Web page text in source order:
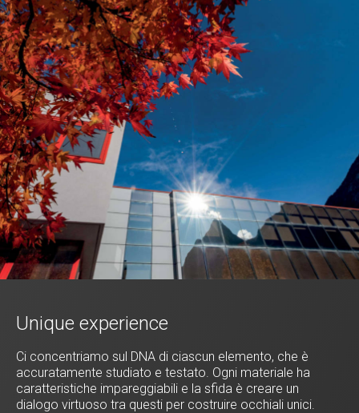
Unique experience
Ci concentriamo sul DNA di ciascun elemento, che è
accuratamente studiato e testato. Ogni materiale ha
caratteristiche impareggiabili e la sfida è creare un
dialogo virtuoso tra questi per costruire occhiali unici.